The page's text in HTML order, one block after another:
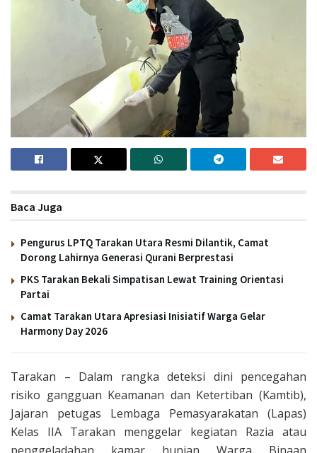
Baca Juga
Pengurus LPTQ Tarakan Utara Resmi Dilantik, Camat
Dorong Lahirnya Generasi Qurani Berprestasi
PKS Tarakan Bekali Simpatisan Lewat Training Orientasi
Partai
Camat Tarakan Utara Apresiasi Inisiatif Warga Gelar
Harmony Day 2026
Tarakan – Dalam rangka deteksi dini pencegahan
risiko gangguan Keamanan dan Ketertiban (Kamtib),
Jajaran petugas Lembaga Pemasyarakatan (Lapas)
Kelas IIA Tarakan menggelar kegiatan Razia atau